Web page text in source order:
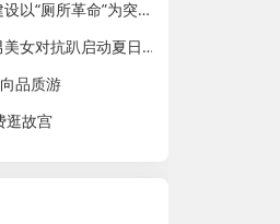
浙江推进文明旅游建设以“厕所革命”为突破口
欧乐堡水上世界型男美女对抗趴启动夏日狂欢模式
品质游
逛故宫